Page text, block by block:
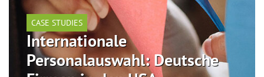
CASE STUDIES
Internationale
Personalauswahl: Deutsche